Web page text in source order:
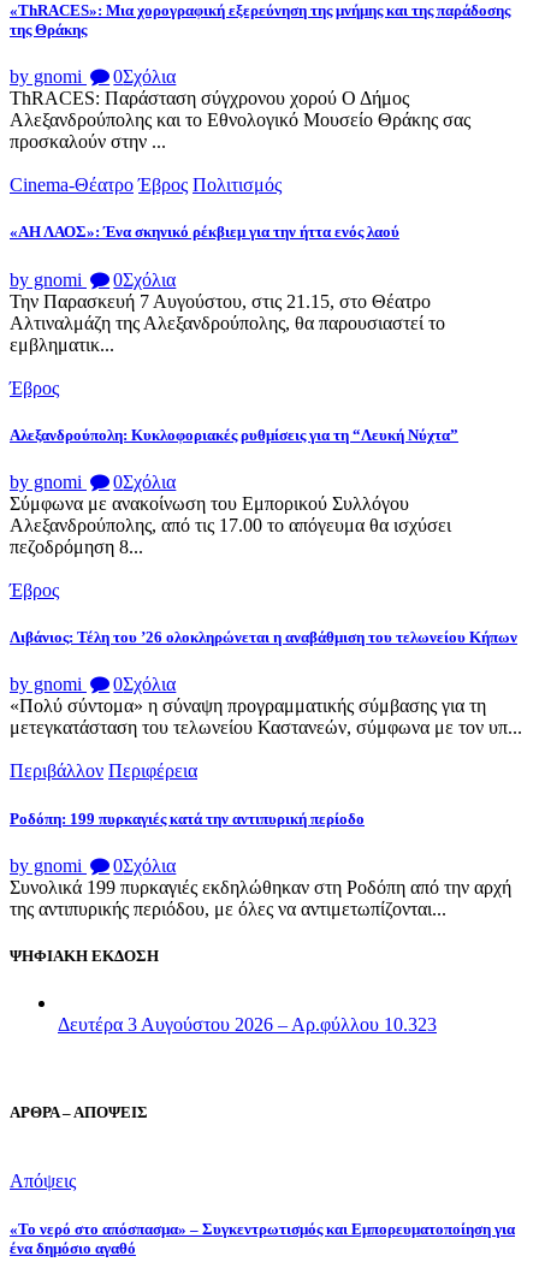
«ThRACES»: Μια χορογραφική εξερεύνηση της μνήμης και της παράδοσης
της Θράκης
by gnomi 0Σχόλια
ThRACES: Παράσταση σύγχρονου χορού Ο Δήμος
Αλεξανδρούπολης και το Εθνολογικό Μουσείο Θράκης σας
προσκαλούν στην ...
Cinema-Θέατρο Έβρος Πολιτισμός
«ΑΗ ΛΑΟΣ»: Ένα σκηνικό ρέκβιεμ για την ήττα ενός λαού
by gnomi 0Σχόλια
Την Παρασκευή 7 Αυγούστου, στις 21.15, στο Θέατρο
Αλτιναλμάζη της Αλεξανδρούπολης, θα παρουσιαστεί το
εμβληματικ...
Έβρος
Αλεξανδρούπολη: Κυκλοφοριακές ρυθμίσεις για τη “Λευκή Νύχτα”
by gnomi 0Σχόλια
Σύμφωνα με ανακοίνωση του Εμπορικού Συλλόγου
Αλεξανδρούπολης, από τις 17.00 το απόγευμα θα ισχύσει
πεζοδρόμηση 8...
Έβρος
Λιβάνιος: Τέλη του ’26 ολοκληρώνεται η αναβάθμιση του τελωνείου Κήπων
by gnomi 0Σχόλια
«Πολύ σύντομα» η σύναψη προγραμματικής σύμβασης για τη
μετεγκατάσταση του τελωνείου Καστανεών, σύμφωνα με τον υπ...
Περιβάλλον Περιφέρεια
Ροδόπη: 199 πυρκαγιές κατά την αντιπυρική περίοδο
by gnomi 0Σχόλια
Συνολικά 199 πυρκαγιές εκδηλώθηκαν στη Ροδόπη από την αρχή
της αντιπυρικής περιόδου, με όλες να αντιμετωπίζονται...
ΨΗΦΙΑΚΗ ΕΚΔΟΣΗ
Δευτέρα 3 Αυγούστου 2026 – Αρ.φύλλου 10.323
ΑΡΘΡΑ – ΑΠΟΨΕΙΣ
Απόψεις
«Το νερό στο απόσπασμα» – Συγκεντρωτισμός και Εμπορευματοποίηση για
ένα δημόσιο αγαθό